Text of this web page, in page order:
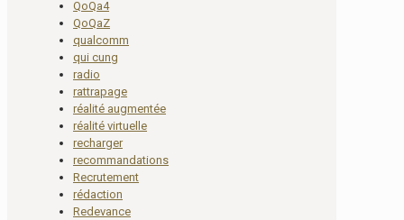
QoQa4
QoQaZ
qualcomm
qui cung
radio
rattrapage
réalité augmentée
réalité virtuelle
recharger
recommandations
Recrutement
rédaction
Redevance